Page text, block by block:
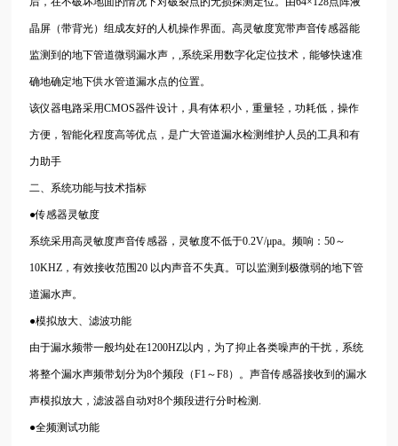
晶屏（带背光）组成友好的人机操作界面。高灵敏度宽带声音传感器能
监测到的地下管道微弱漏水声，,系统采用数字化定位技术，能够快速准
确地确定地下供水管道漏水点的位置。
该仪器电路采用CMOS器件设计，具有体积小，重量轻，功耗低，操作
方便，智能化程度高等优点，是广大管道漏水检测维护人员的工具和有
力助手
二、系统功能与技术指标
●传感器灵敏度
系统采用高灵敏度声音传感器，灵敏度不低于0.2V/μpa。频响：50～
10KHZ，有效接收范围20 以内声音不失真。可以监测到极微弱的地下管
道漏水声。
●模拟放大、滤波功能
由于漏水频带一般均处在1200HZ以内，为了抑止各类噪声的干扰，系统
将整个漏水声频带划分为8个频段（F1～F8）。声音传感器接收到的漏水
声模拟放大，滤波器自动对8个频段进行分时检测.
●全频测试功能